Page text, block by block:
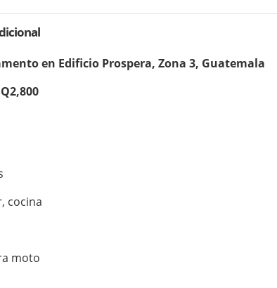
en Edificio Prospera, Zona 3, Guatemala
cocina
moto